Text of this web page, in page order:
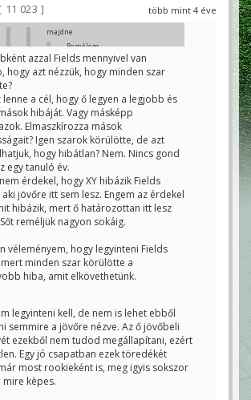
több mint 4 éve
11 023
majdne
Remélem
azért
mindenki
egyetért
hogy
Fields
kurva
szarul
játszik
ma.
Nem
coaching, a
támadófal
és a
satöbbi.
tüsi91
Azt akkor lehetne
a másik csapatba.
mortirolo
Pontosan, ez így értékelhetlen
Neked.
Van az ami coaching és van az, ami hogy
Te mit látsz.
3&sok. Byrd szabad volt, ok neki én sem
dobnam feltétlenül, de Kmet le volt
vedekezve.
Előtte a Fitzpateick hitnél, Kmet teljesen
szabadon.
A TJ Watt sack legalább annyira Fields
azzal Fields mennyivel van
hogy azt nézzük, hogy minden szar
lenne a cél, hogy ő legyen a legjobb és
hibáját. Vagy másképp
Elmaszkírozza mások
Igen szarok körülötte, de azt
hogy hibátlan? Nem. Nincs gond
egy tanuló év.
érdekel, hogy XY hibázik Fields
jövőre itt sem lesz. Engem az érdekel
hibázik, mert ő határozottan itt lesz
reméljük nagyon sokáig.
véleményem, hogy legyinteni Fields
minden szar körülötte a
hiba, amit elkövethetünk.
legyinteni kell, de nem is lehet ebből
semmire a jövőre nézve. Az ő jövőbeli
ezekből nem tudod megállapítani, ezért
Egy jó csapatban ezek töredékét
most rookieként is, meg igyis sokszor
kèpes.